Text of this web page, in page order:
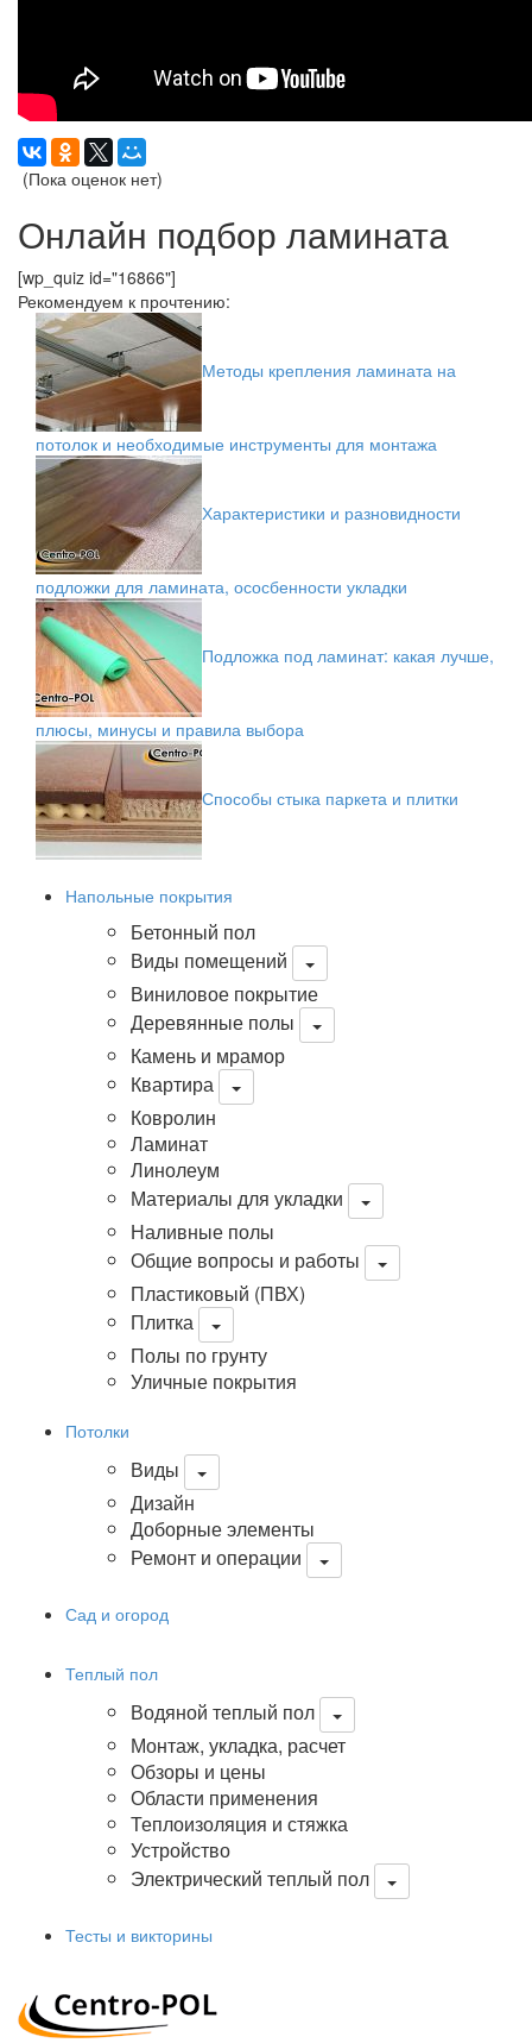
(Пока оценок нет)
Онлайн подбор ламината
[wp_quiz id="16866"]
Рекомендуем к прочтению:
Методы крепления ламината на
потолок и необходимые инструменты для монтажа
Характеристики и разновидности
подложки для ламината, ососбенности укладки
Подложка под ламинат: какая лучше,
плюсы, минусы и правила выбора
Способы стыка паркета и плитки
Напольные покрытия
Бетонный пол
Виды помещений
Виниловое покрытие
Деревянные полы
Камень и мрамор
Квартира
Ковролин
Ламинат
Линолеум
Материалы для укладки
Наливные полы
Общие вопросы и работы
Пластиковый (ПВХ)
Плитка
Полы по грунту
Уличные покрытия
Потолки
Виды
Дизайн
Доборные элементы
Ремонт и операции
Сад и огород
Теплый пол
Водяной теплый пол
Монтаж, укладка, расчет
Обзоры и цены
Области применения
Теплоизоляция и стяжка
Устройство
Электрический теплый пол
Тесты и викторины